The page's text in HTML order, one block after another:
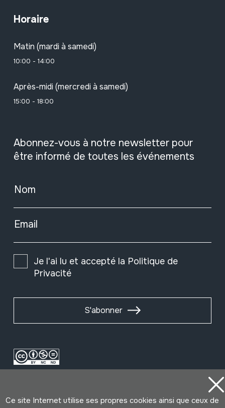
Horaire
Matin (mardi à samedi)
10:00 - 14:00
Après-midi (mercredi à samedi)
15:00 - 18:00
Abonnez-vous à notre newsletter pour
être informé de toutes les événements
Nom
Email
Je l'ai lu et accepté la Politique de
Privacité
S'abonner
Ce site Internet utilise ses propres cookies ainsi que ceux de